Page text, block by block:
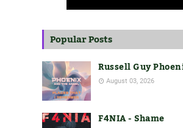
Popular Posts
Russell Guy
August 03, 2026
F4NIA - Shame